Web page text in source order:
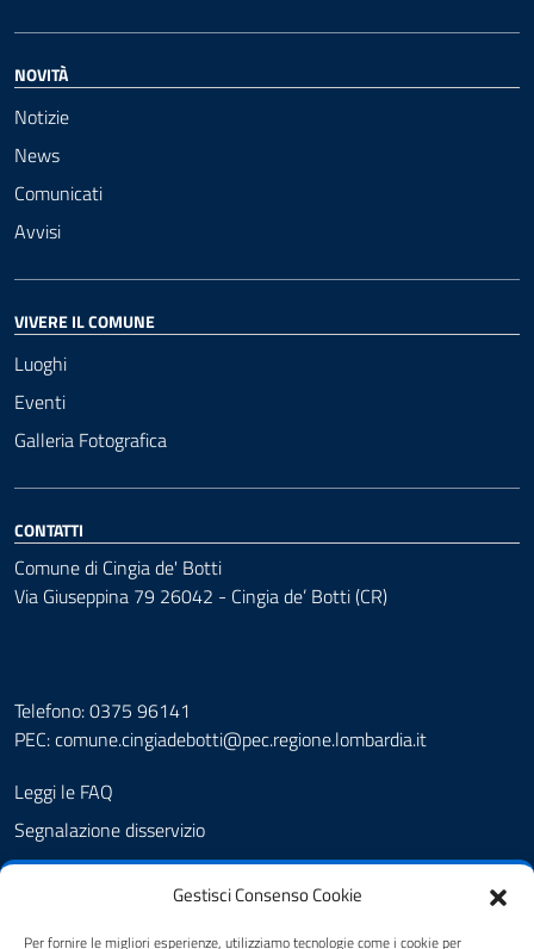
Gestisci Consenso Cookie
Per fornire le migliori esperienze, utilizziamo tecnologie come i cookie per
NOVITÀ
Notizie
News
Comunicati
Avvisi
VIVERE IL COMUNE
Luoghi
Eventi
Galleria Fotografica
CONTATTI
Comune di Cingia de' Botti
Via Giuseppina 79 26042 - Cingia de’ Botti (CR)
Telefono: 0375 96141
PEC:comune.cingiadebotti@pec.regione.lombardia.it
Leggi le FAQ
Segnalazione disservizio
Prenotazione appuntamento